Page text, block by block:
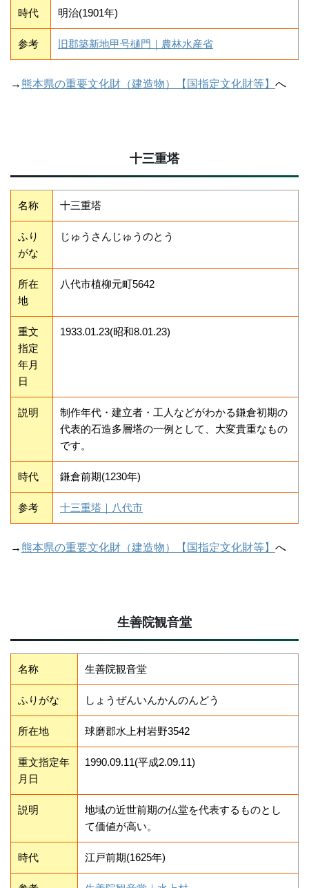
時代 明治(1901年)
参考 旧郡築新地甲号樋門｜農林水産省
→ 熊本県の重要文化財（建造物）【国指定文化財等】 へ
十三重塔
名称 十三重塔
ふり
がな
じゅうさんじゅうのとう
所在
地
八代市植柳元町5642
重文
指定
年月
日
1933.01.23(昭和8.01.23)
説明
制作年代・建立者・工人などがわかる鎌倉初期の
代表的石造多層塔の一例として、大変貴重なもの
です。
時代 鎌倉前期(1230年)
参考 十三重塔｜八代市
→ 熊本県の重要文化財（建造物）【国指定文化財等】 へ
生善院観音堂
名称 生善院観音堂
ふりがな しょうぜんいんかんのんどう
所在地 球磨郡水上村岩野3542
重文指定年
月日
1990.09.11(平成2.09.11)
説明
地域の近世前期の仏堂を代表するものとし
て価値が高い。
時代 江戸前期(1625年)